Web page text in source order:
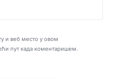
и веб место у овом
пут када коментаришем.